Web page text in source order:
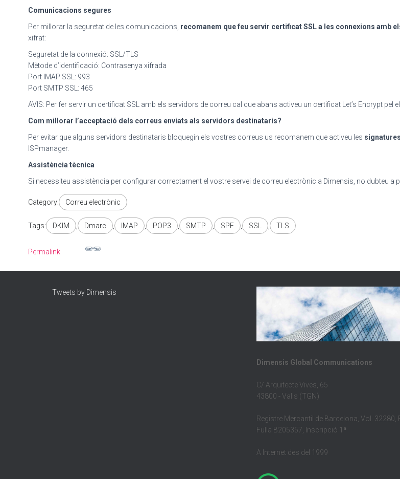
Comunicacions segures
Per millorar la seguretat de les comunicacions, recomanem que feu servir certificat SSL a les connexions amb
xifrat:
Seguretat de la connexió: SSL/TLS
Mètode d’identificació: Contrasenya xifrada
Port IMAP SSL: 993
Port SMTP SSL: 465
AVIS: Per fer servir un certificat SSL amb els servidors de correu cal que abans activeu un certificat Let’s Encrypt
Com millorar l’acceptació dels correus enviats als servidors destinataris?
Per evitar que alguns servidors destinataris bloquegin els vostres correus us recomanem que activeu les
ISPmanager.
Assistència tècnica
Si necessiteu assistència per configurar correctament el vostre servei de correu electrònic a Dimensis, no dubteu a
Category: Correu electrònic
Tags: DKIM Dmarc IMAP POP3 SMTP SPF SSL TLS
Permalink
Tweets by Dimensis
Dimensis Global Communications
C/ Arquitecte Vives, 65
43800 - Valls (TGN)
Registre Mercantil de Barcelona, Vol. 32280,
Fulla B205357, Inscripció 1ª
A Internet des del 1999